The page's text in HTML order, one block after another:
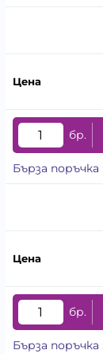
бр.
Бърза поръчка
бр.
Бърза поръчка